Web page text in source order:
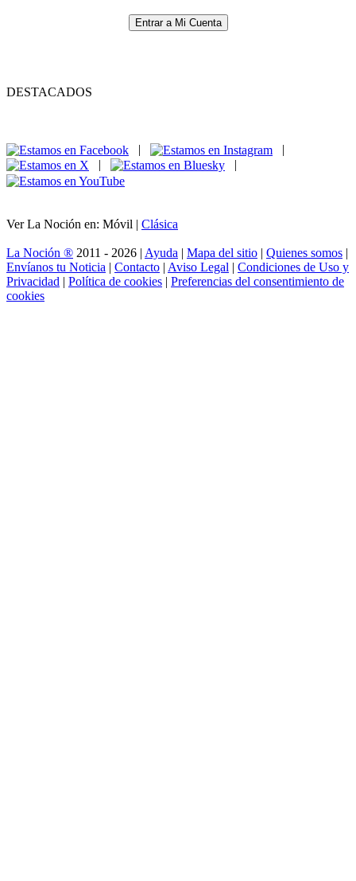
Entrar a Mi Cuenta
DESTACADOS
|
|
|
|
Ver La Noción en: Móvil | Clásica
La Noción ® 2011 - 2026 | Ayuda | Mapa del sitio | Quienes somos |
Envíanos tu Noticia | Contacto | Aviso Legal | Condiciones de Uso y
Privacidad | Política de cookies | Preferencias del consentimiento de
cookies